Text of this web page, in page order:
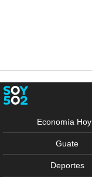
Economía Hoy
Guate
Deportes